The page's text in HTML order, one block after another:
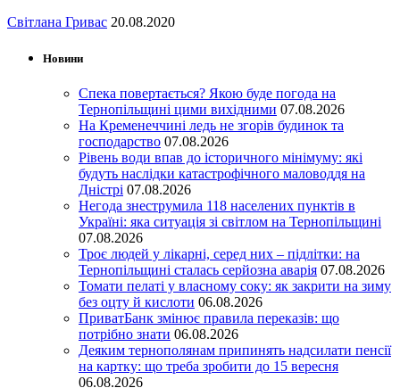
Світлана Гривас 20.08.2020
Новини
Спека повертається? Якою буде погода на
Тернопільщині цими вихідними 07.08.2026
На Кременеччині ледь не згорів будинок та
господарство 07.08.2026
Рівень води впав до історичного мінімуму: які
будуть наслідки катастрофічного маловоддя на
Дністрі 07.08.2026
Негода знеструмила 118 населених пунктів в
Україні: яка ситуація зі світлом на Тернопільщині
07.08.2026
Троє людей у лікарні, серед них – підлітки: на
Тернопільщині сталась серйозна аварія 07.08.2026
Томати пелаті у власному соку: як закрити на зиму
без оцту й кислоти 06.08.2026
ПриватБанк змінює правила переказів: що
потрібно знати 06.08.2026
Деяким тернополянам припинять надсилати пенсії
на картку: що треба зробити до 15 вересня
06.08.2026